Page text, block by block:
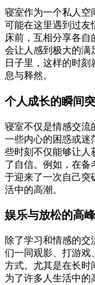
寝室作为一个私人空
可能在这里遇到过友
床前，互相分享各自
会让人感到极大的满
日子里，这样的时
息与释然。
个人成长的瞬间
寝室不仅是情感交流
一些内心的困惑或迷
些时刻不仅能够让人
了自信。例如，在备
于迎来了一次自己突
活中的高潮。
娱乐与放松的高
除了学习和情感的
们一同观影、打游戏
方式。尤其是在长时
为了许多人生活中的